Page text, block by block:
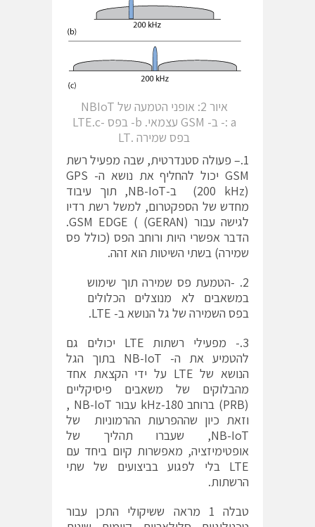
איור 2: אופני הטמעה של NBIoT
a :- ב- GSM עצמאי. b- בפס -LTE.c
בפס שמירה .LT
1.– פעולה סטנדרטית, שבה מפעיל רשת
GSM יכול להחליף את נושא ה-GPS
(200 kHz) ב-NB-IoT, תוך עיבוד
מחדש של הספקטרום, למשל רשת רדיו
לגישה עבור GSM EDGE ( (GERAN).
הדבר אפשרי היות ורוחב הפס (כולל פס
שמירה) בשתי השיטות הוא זהה.
-הטמעת פס שמירה תוך שימוש
במשאבים לא מנוצלים הכלולים
בפס השמירה של גל הנושא ב- LTE.
3.- מפעילי רשתות LTE יכולים גם
להטמיע את ה- NB-IoT בתוך הגל
הנושא של LTE על ידי הקצאת אחד
מהבלוקים של משאבים פיסיקליים
(PRB) ברוחב 180-kHz עבור NB-IoT ,
וזאת כיון שההפרעות ההרמוניות של
NB-IoT, שעברו תהליך של
אופטימיזציה, מאפשרות קיום ביחד עם
LTE בלי לפגוע בביצועים של שתי
הרשתות.
טבלה 1 מראה ששיקולי התכן עבור